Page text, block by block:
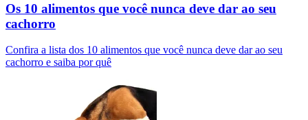
Os 10 alimentos que você nunca deve dar ao seu
cachorro
Confira a lista dos 10 alimentos que você nunca deve dar ao seu
cachorro e saiba por quê